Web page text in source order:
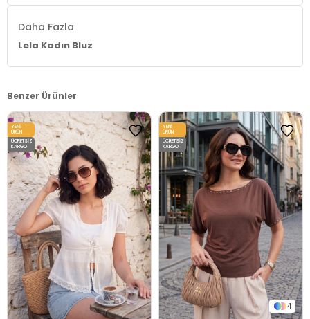
Daha Fazla
Lela Kadın Bluz
Benzer Ürünler
YENI
ÜRÜN
ÜCRETSIZ
KARGO
4
YENI
ÜRÜN
ÜCRETSIZ
KARGO